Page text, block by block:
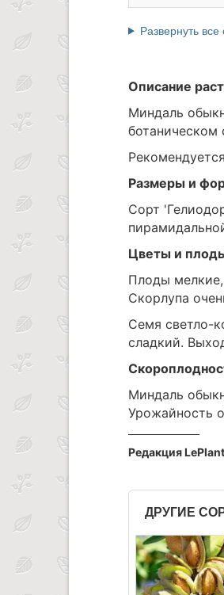
Развернуть все
Описание
Миндаль
ботаническом
Размеры и
Сорт
Цветы и
Плоды
Скорлупа
Семя светло-
сладкий.
Миндаль
Урожайность
Редакция
ДРУГИЕ